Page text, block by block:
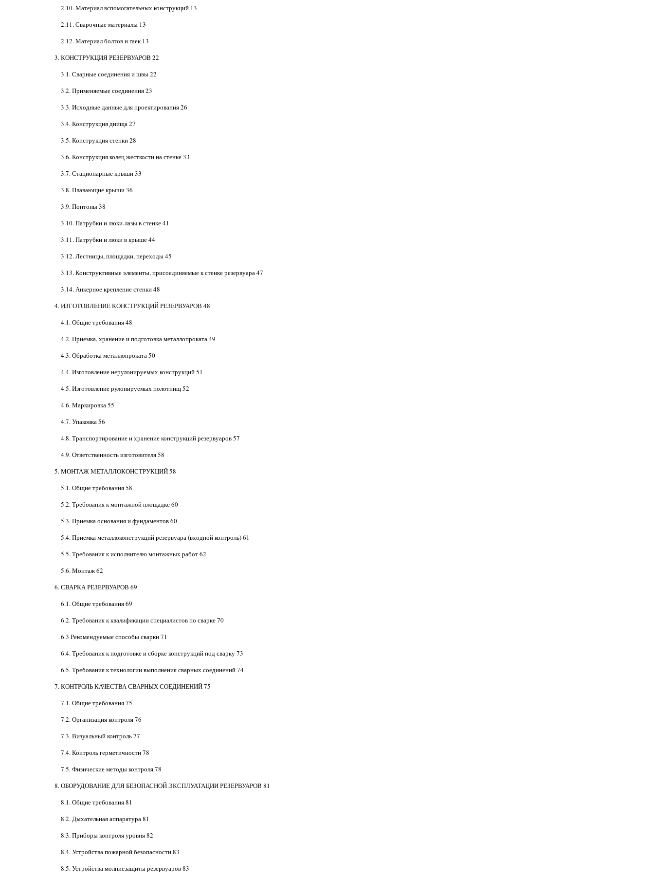
2.10. Материал вспомогательных конструкций 13
2.11. Сварочные материалы 13
2.12. Материал болтов и гаек 13
3. КОНСТРУКЦИЯ РЕЗЕРВУАРОВ 22
3.1. Сварные соединения и швы 22
3.2. Применяемые соединения 23
3.3. Исходные данные для проектирования 26
3.4. Конструкция днища 27
3.5. Конструкция стенки 28
3.6. Конструкция колец жесткости на стенке 33
3.7. Стационарные крыши 33
3.8. Плавающие крыши 36
3.9. Понтоны 38
3.10. Патрубки и люки-лазы в стенке 41
3.11. Патрубки и люки в крыше 44
3.12. Лестницы, площадки, переходы 45
3.13. Конструктивные элементы, присоединяемые к стенке резервуара 47
3.14. Анкерное крепление стенки 48
4. ИЗГОТОВЛЕНИЕ КОНСТРУКЦИЙ РЕЗЕРВУАРОВ 48
4.1. Общие требования 48
4.2. Приемка, хранение и подготовка металлопроката 49
4.3. Обработка металлопроката 50
4.4. Изготовление нерулонируемых конструкций 51
4.5. Изготовление рулонируемых полотнищ 52
4.6. Маркировка 55
4.7. Упаковка 56
4.8. Транспортирование и хранение конструкций резервуаров 57
4.9. Ответственность изготовителя 58
5. МОНТАЖ МЕТАЛЛОКОНСТРУКЦИЙ 58
5.1. Общие требования 58
5.2. Требования к монтажной площадке 60
5.3. Приемка основания и фундаментов 60
5.4. Приемка металлоконструкций резервуара (входной контроль) 61
5.5. Требования к исполнителю монтажных работ 62
5.6. Монтаж 62
6. СВАРКА РЕЗЕРВУАРОВ 69
6.1. Общие требования 69
6.2. Требования к квалификации специалистов по сварке 70
6.3 Рекомендуемые способы сварки 71
6.4. Требования к подготовке и сборке конструкций под сварку 73
6.5. Требования к технологии выполнения сварных соединений 74
7. КОНТРОЛЬ КАЧЕСТВА СВАРНЫХ СОЕДИНЕНИЙ 75
7.1. Общие требования 75
7.2. Организация контроля 76
7.3. Визуальный контроль 77
7.4. Контроль герметичности 78
7.5. Физические методы контроля 78
8. ОБОРУДОВАНИЕ ДЛЯ БЕЗОПАСНОЙ ЭКСПЛУАТАЦИИ РЕЗЕРВУАРОВ 81
8.1. Общие требования 81
8.2. Дыхательная аппаратура 81
8.3. Приборы контроля уровня 82
8.4. Устройства пожарной безопасности 83
8.5. Устройства молниезащиты резервуаров 83